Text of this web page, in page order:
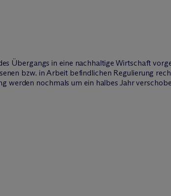
Übergangs in eine nachhaltige Wirtschaft
bzw. in Arbeit befindlichen Regulierung
werden nochmals um ein halbes Jahr